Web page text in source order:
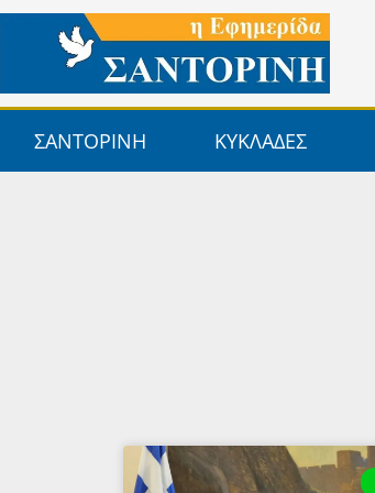
Μετάβαση
περιεχόμενο
ΣΑΝΤΟΡΙΝΗ ΚΥΚΛΑΔΕΣ